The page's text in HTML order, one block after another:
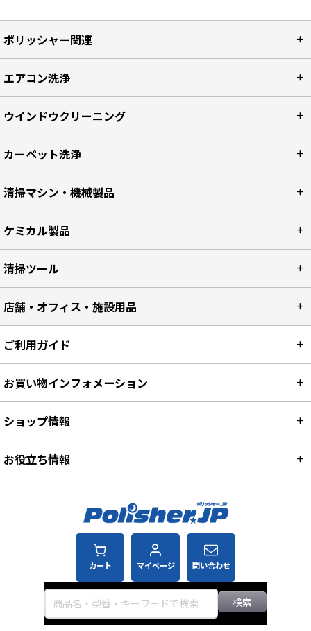
ポリッシャー関連
エアコン洗浄
ウインドウクリーニング
カーペット洗浄
清掃マシン・機械製品
ケミカル製品
清掃ツール
店舗・オフィス・施設用品
カート マイページ 問い合わせ
検索
ご利用ガイド
お買い物インフォメーション
ショップ情報
お役立ち情報